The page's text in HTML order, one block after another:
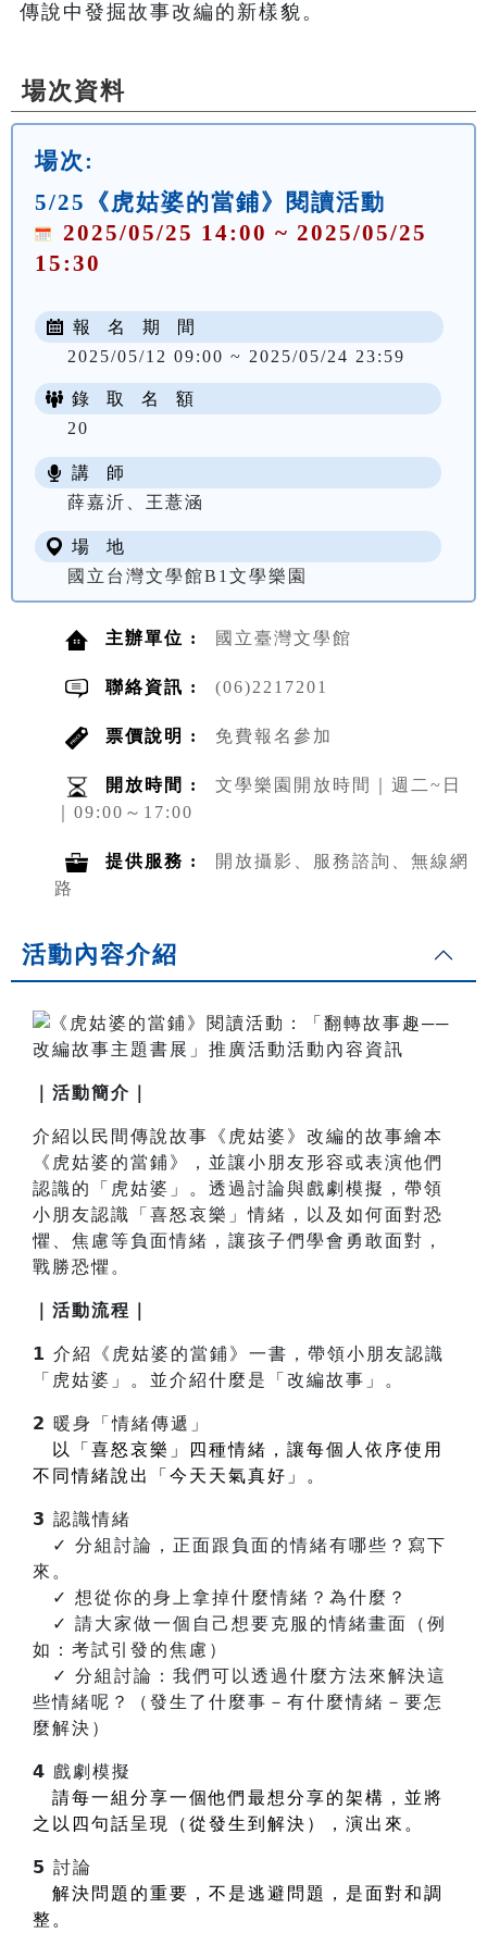
傳說中發掘故事改編的新樣貌。
場次資料
場次:
5/25《虎姑婆的當鋪》閱讀活動
2025/05/25 14:00 ~ 2025/05/25
15:30
報 名 期 間
2025/05/12 09:00 ~ 2025/05/24 23:59
錄 取 名 額
20
講 師
薛嘉沂、王薏涵
場 地
國立台灣文學館B1文學樂園
主辦單位 : 國立臺灣文學館
聯絡資訊 : (06)2217201
票價說明 : 免費報名參加
開放時間 :
文學樂園開放時間｜週二~日
｜09:00～17:00
提供服務 :
開放攝影、服務諮詢、無線網
路
活動內容介紹
｜活動簡介｜
介紹以民間傳說故事《虎姑婆》改編的故事繪本
《虎姑婆的當鋪》，並讓小朋友形容或表演他們
認識的「虎姑婆」。透過討論與戲劇模擬，帶領
小朋友認識「喜怒哀樂」情緒，以及如何面對恐
懼、焦慮等負面情緒，讓孩子們學會勇敢面對，
戰勝恐懼。
｜活動流程｜
𝟭 介紹《虎姑婆的當鋪》一書，帶領小朋友認識
「虎姑婆」。並介紹什麼是「改編故事」。
𝟮 暖身「情緒傳遞」
以「喜怒哀樂」四種情緒，讓每個人依序使用
不同情緒說出「今天天氣真好」。
𝟯 認識情緒
✓ 分組討論，正面跟負面的情緒有哪些？寫下
來。
✓ 想從你的身上拿掉什麼情緒？為什麼？
✓ 請大家做一個自己想要克服的情緒畫面（例
如：考試引發的焦慮）
✓ 分組討論：我們可以透過什麼方法來解決這
些情緒呢？（發生了什麼事－有什麼情緒－要怎
麼解決）
𝟰 戲劇模擬
請每一組分享一個他們最想分享的架構，並將
之以四句話呈現（從發生到解決），演出來。
𝟱 討論
解決問題的重要，不是逃避問題，是面對和調
整。